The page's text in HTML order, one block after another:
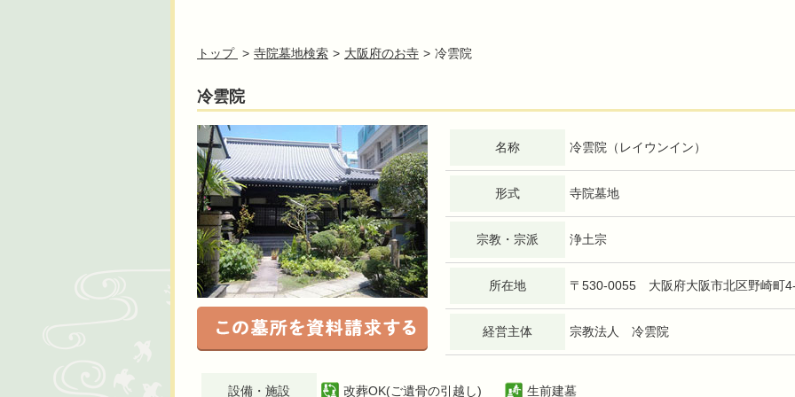
トップ 寺院墓地検索 大阪府のお寺 冷雲院
冷雲院
名称 冷雲院（レイウンイン）
形式 寺院墓地
宗教・宗派 浄土宗
所在地 〒530-0055 大阪府大阪市北区野崎町
経営主体 宗教法人 冷雲院
設備・施設 改葬OK(ご遺骨の引越し) 生前建墓